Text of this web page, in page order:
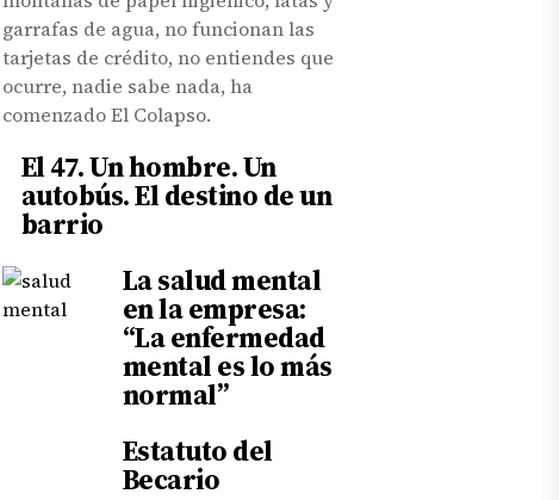
garrafas de agua, no funcionan las
tarjetas de crédito, no entiendes que
ocurre, nadie sabe nada, ha
comenzado El Colapso.
El 47. Un hombre. Un
autobús. El destino de un
barrio
La salud mental
en la empresa:
“La enfermedad
mental es lo más
normal”
Estatuto del
Becario